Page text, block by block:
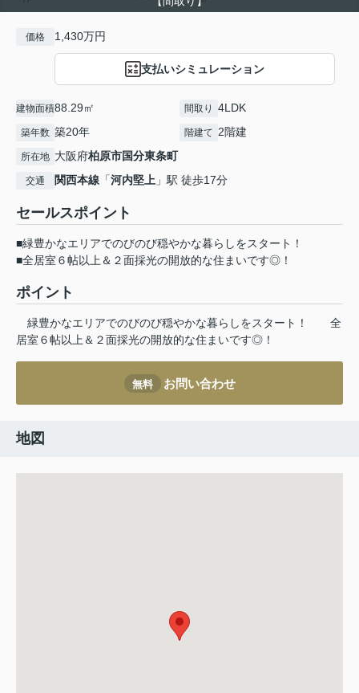
価格 1,430万円
支払いシミュレーション
建物面積88.29㎡ 間取り 4LDK
築年数 築20年 階建て 2階建
所在地 大阪府柏原市国分東条町
交通 関西本線 「河内堅上 」駅 徒歩17分
セールスポイント
■緑豊かなエリアでのびのび穏やかな暮らしをスタート！
■全居室６帖以上＆２面採光の開放的な住まいです◎！
ポイント
緑豊かなエリアでのびのび穏やかな暮らしをスタート！
全
居室６帖以上＆２面採光の開放的な住まいです◎！
無料 お問い合わせ
地図